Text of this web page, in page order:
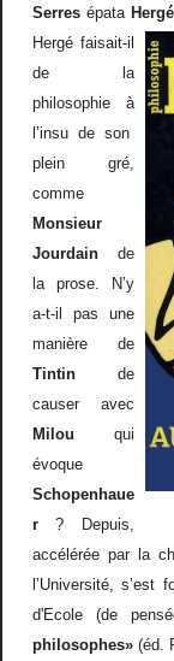
Serres épata Hergé
Hergéfaisait-il
de la
philosophie à
’insu de son
plein gré,
comme
Monsieur
Jourdainde
la prose. N’y
a-t-il pas une
manière de
Tintinde
causer avec
Milou qui
évoque
Schopenhaue
r
? Depuis,
accél érée par la
’Université, s’est
d'Ecole (de pensé
philosophes»(éd.